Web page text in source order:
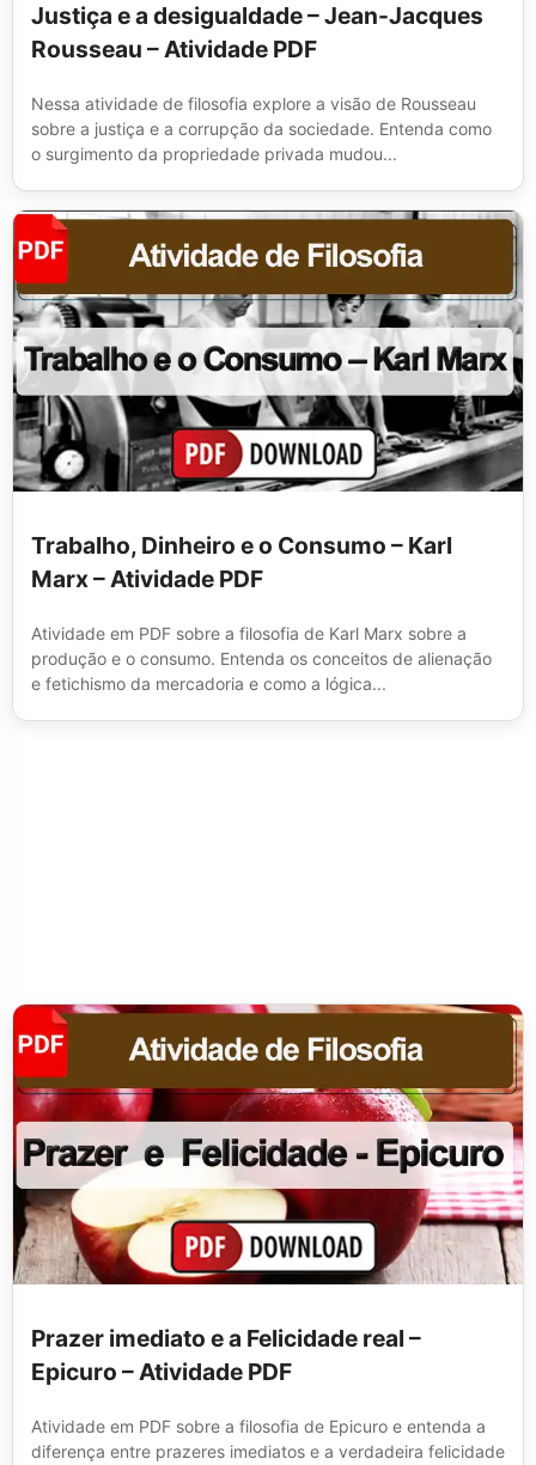
Justiça e a desigualdade – Jean-Jacques
Rousseau – Atividade PDF
Nessa atividade de filosofia explore a visão de Rousseau
sobre a justiça e a corrupção da sociedade. Entenda como
o surgimento da propriedade privada mudou...
Trabalho, Dinheiro e o Consumo – Karl
Marx – Atividade PDF
Atividade em PDF sobre a filosofia de Karl Marx sobre a
produção e o consumo. Entenda os conceitos de alienação
e fetichismo da mercadoria e como a lógica...
Prazer imediato e a Felicidade real –
Epicuro – Atividade PDF
Atividade em PDF sobre a filosofia de Epicuro e entenda a
diferença entre prazeres imediatos e a verdadeira felicidade